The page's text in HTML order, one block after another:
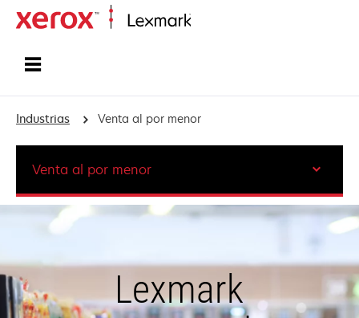
Industrias Venta al por menor
Lexmark
Venta al por menor